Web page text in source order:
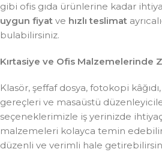
gibi ofis gıda ürünlerine kadar
uygun fiyat ve hızlı teslimat
bulabilirsiniz.
Kırtasiye ve Ofis Malzemelerinde
Klasör, şeffaf dosya, fotokopi
gereçleri ve masaüstü
seçeneklerimizle iş yerinizde
malzemeleri kolayca temin edebilir,
düzenli ve verimli hale